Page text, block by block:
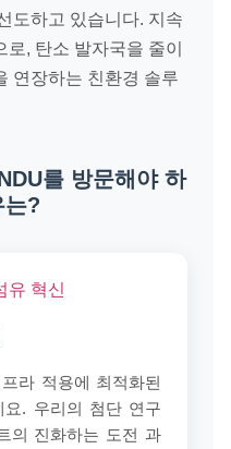
도하고 있습니다. 지속
, 탄소 발자국을 줄이
연장하는 친환경 솔루
를 방문해야 하
는?
라 적용에 최적화된
요. 우리의 첨단 연구
의 진화하는 도전 과